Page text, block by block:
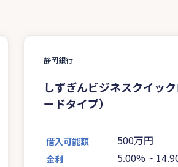
静岡銀行
しずぎんビジネスクイッ
ードタイプ）
借入可能額 500万円
金利 5.00% ~